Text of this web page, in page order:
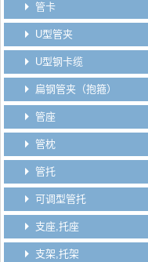
管卡
U型管夹
U型钢卡缆
扁钢管夹（抱箍）
管座
管枕
管托
可调型管托
支座,托座
支架,托架